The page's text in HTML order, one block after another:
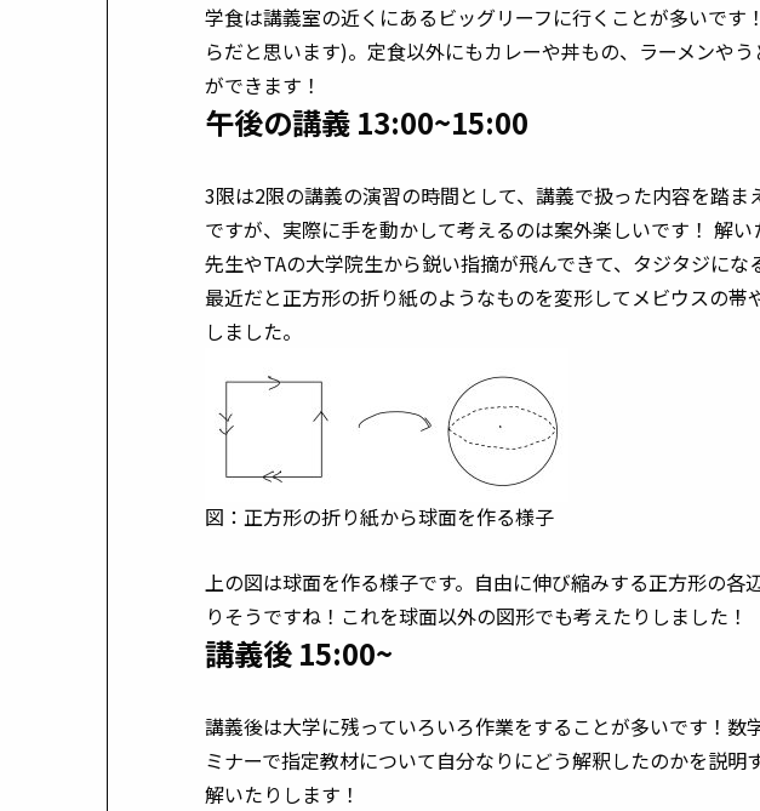
学食は講義室の近くにあるビッグリーフに行くことが多いで
らだと思います)。定食以外にもカレーや丼もの、ラーメンや
ができます！
午後の講義 13:00~15:00
3限は2限の講義の演習の時間として、講義で扱った内容を踏
ですが、実際に手を動かして考えるのは案外楽しいです！ 解
先生やTAの大学院生から鋭い指摘が飛んできて、タジタジに
最近だと正方形の折り紙のようなものを変形してメビウスの
しました。
図：正方形の折り紙から球面を作る様子
上の図は球面を作る様子です。自由に伸び縮みする正方形の
りそうですね！これを球面以外の図形でも考えたりしました！
講義後 15:00~
講義後は大学に残っていろいろ作業をすることが多いです！
ミナーで指定教材について自分なりにどう解釈したのかを説
解いたりします！